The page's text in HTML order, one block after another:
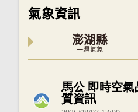
氣象資訊
澎湖縣
一週氣象
內嵌空氣品質小工